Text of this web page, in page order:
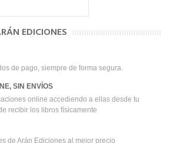
EDICIONES
de pago, siempre de forma segura.
SIN ENVÍOS
online accediendo a ellas desde tu
recibir los libros físicamente
de Arán Ediciones al mejor precio